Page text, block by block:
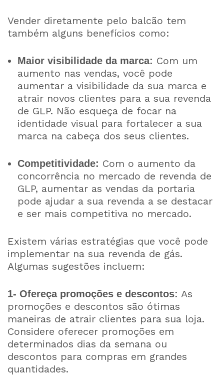
Vender diretamente pelo balcão tem
também alguns benefícios como:
Maior visibilidade da marca: Com um
aumento nas vendas, você pode
aumentar a visibilidade da sua marca e
atrair novos clientes para a sua revenda
de GLP. Não esqueça de focar na
identidade visual para fortalecer a sua
marca na cabeça dos seus clientes.
Competitividade: Com o aumento da
concorrência no mercado de revenda de
GLP, aumentar as vendas da portaria
pode ajudar a sua revenda a se destacar
e ser mais competitiva no mercado.
Existem várias estratégias que você pode
implementar na sua revenda de gás.
Algumas sugestões incluem:
1- Ofereça promoções e descontos: As
promoções e descontos são ótimas
maneiras de atrair clientes para sua loja.
Considere oferecer promoções em
determinados dias da semana ou
descontos para compras em grandes
quantidades.